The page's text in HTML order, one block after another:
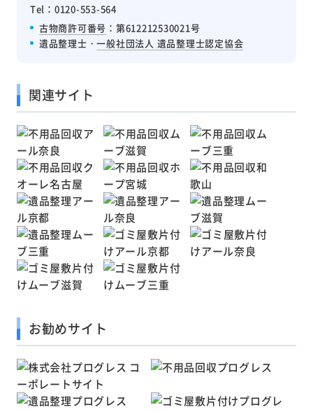
Tel：0120-553-564
古物商許可番号 ：第612212530021号
遺品整理士・一般社団法人 遺品整理士認定協会
関連サイト
お勧めサイト